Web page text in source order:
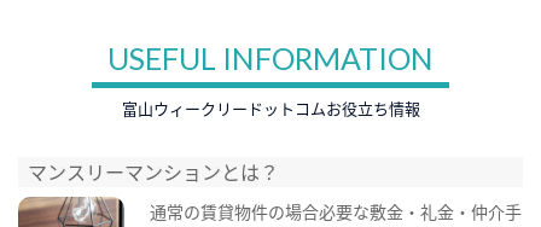
USEFUL INFORMATION
富山ウィークリードットコムお役立ち情報
マンスリーマンションとは？
通常の賃貸物件の場合必要な敷金・礼金・仲介手